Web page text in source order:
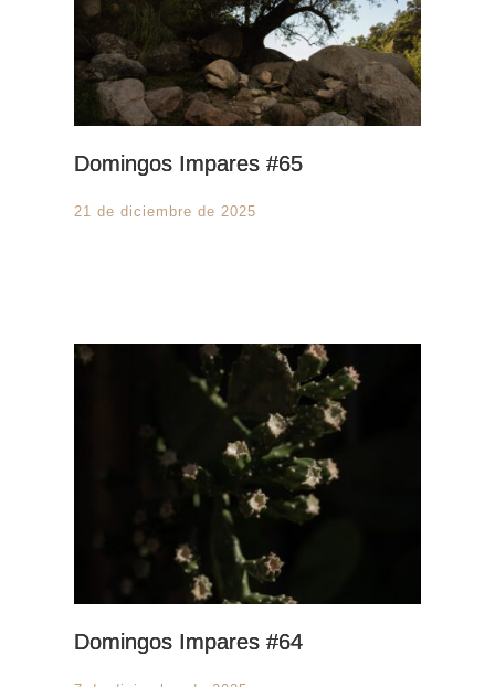
Domingos Impares #65
21 de diciembre de 2025
Domingos Impares #64